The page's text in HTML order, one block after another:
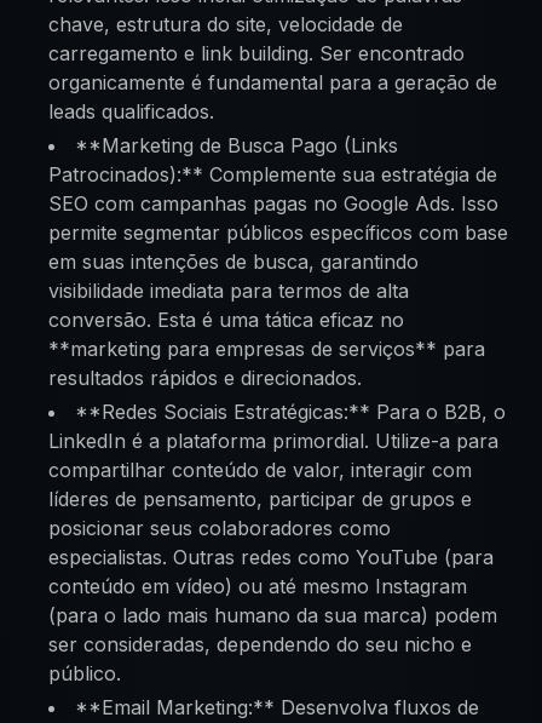
chave, estrutura do site, velocidade de
carregamento e link building. Ser encontrado
organicamente é fundamental para a geração de
leads qualificados.
**Marketing de Busca Pago (Links
Patrocinados):** Complemente sua estratégia de
SEO com campanhas pagas no Google Ads. Isso
permite segmentar públicos específicos com base
em suas intenções de busca, garantindo
visibilidade imediata para termos de alta
conversão. Esta é uma tática eficaz no
**marketing para empresas de serviços** para
resultados rápidos e direcionados.
**Redes Sociais Estratégicas:** Para o B2B, o
LinkedIn é a plataforma primordial. Utilize-a para
compartilhar conteúdo de valor, interagir com
líderes de pensamento, participar de grupos e
posicionar seus colaboradores como
especialistas. Outras redes como YouTube (para
conteúdo em vídeo) ou até mesmo Instagram
(para o lado mais humano da sua marca) podem
ser consideradas, dependendo do seu nicho e
público.
**Email Marketing:** Desenvolva fluxos de